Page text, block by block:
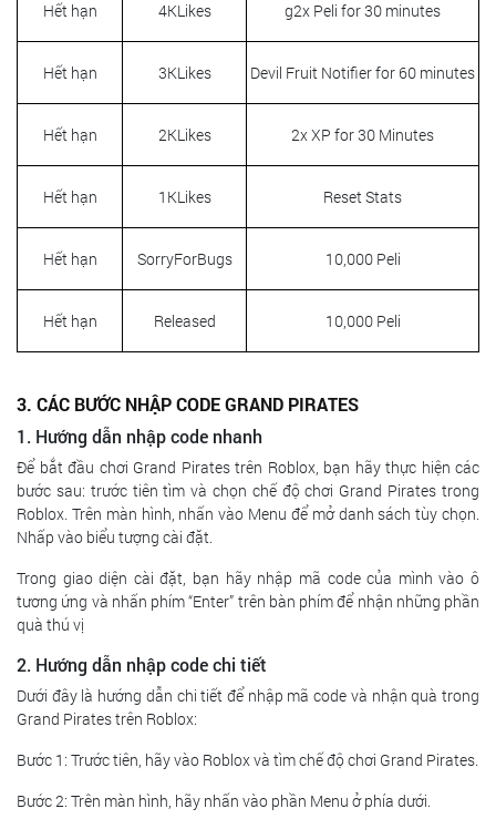
Hết hạn 4KLikes g2x Peli for 30 minutes
Hết hạn 3KLikes Devil Fruit Notifier for 60 minutes
Hết hạn 2KLikes 2x XP for 30 Minutes
Hết hạn 1KLikes Reset Stats
Hết hạn SorryForBugs 10,000 Peli
Hết hạn Released 10,000 Peli
3. CÁC BƯỚC NHẬP CODE GRAND PIRATES
1. Hướng dẫn nhập code nhanh
Để bắt đầu chơi Grand Pirates trên Roblox, bạn hãy thực hiện các
bước sau: trước tiên tìm và chọn chế độ chơi Grand Pirates trong
Roblox. Trên màn hình, nhấn vào Menu để mở danh sách tùy chọn.
Nhấp vào biểu tượng cài đặt.
Trong giao diện cài đặt, bạn hãy nhập mã code của mình vào ô
tương ứng và nhấn phím “Enter” trên bàn phím để nhận những phần
quà thú vị
2. Hướng dẫn nhập code chi tiết
Dưới đây là hướng dẫn chi tiết để nhập mã code và nhận quà trong
Grand Pirates trên Roblox:
Bước 1: Trước tiên, hãy vào Roblox và tìm chế độ chơi Grand Pirates.
Bước 2: Trên màn hình, hãy nhấn vào phần Menu ở phía dưới.